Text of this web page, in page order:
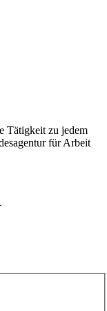
Tätigkeit zu jedem
für Arbeit